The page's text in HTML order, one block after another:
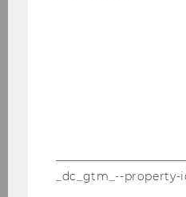
The rapid rise of
education has
skills gap - not
but also among
several
what AI literacy
scalable
these skills across
limited. This track
competences
_dc_gtm_--property-